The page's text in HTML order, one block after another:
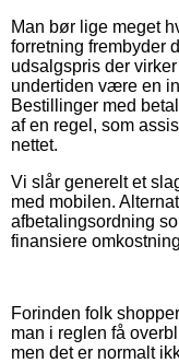
Man bør lige meget
forretning frembyder
udsalgspris der
undertiden være en
Bestillinger med
af en regel, som
nettet.
Vi slår generelt et
med mobilen.
afbetalingsordning
finansiere
Forinden folk
man i reglen få
men det er normalt